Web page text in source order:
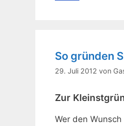
So gründen
29. Juli 2012 von
Zur
Wer den